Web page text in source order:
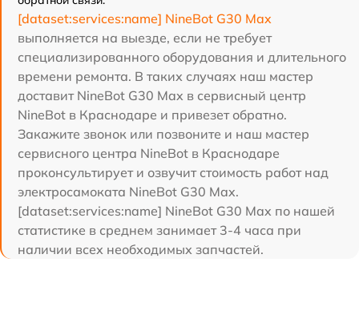
[dataset:services:name] NineBot G30 Max
выполняется на выезде, если не требует
специализированного оборудования и длительного
времени ремонта. В таких случаях наш мастер
доставит NineBot G30 Max в сервисный центр
NineBot в Краснодаре и привезет обратно.
Закажите звонок или позвоните и наш мастер
сервисного центра NineBot в Краснодаре
проконсультирует и озвучит стоимость работ над
электросамоката NineBot G30 Max.
[dataset:services:name] NineBot G30 Max по нашей
статистике в среднем занимает 3-4 часа при
наличии всех необходимых запчастей.